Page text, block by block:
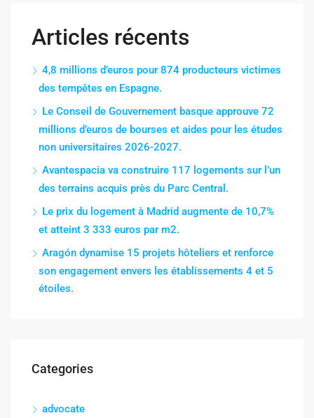
Articles récents
4,8 millions d’euros pour 874 producteurs victimes
des tempêtes en Espagne.
Le Conseil de Gouvernement basque approuve 72
millions d’euros de bourses et aides pour les études
non universitaires 2026-2027.
Avantespacia va construire 117 logements sur l’un
des terrains acquis près du Parc Central.
Le prix du logement à Madrid augmente de 10,7%
et atteint 3 333 euros par m2.
Aragón dynamise 15 projets hôteliers et renforce
son engagement envers les établissements 4 et 5
étoiles.
Categories
advocate